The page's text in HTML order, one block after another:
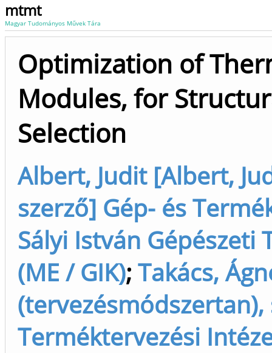
mtmt
Magyar Tudományos Művek Tára
Optimization of
Modules, for
Selection
Albert, Judit [Albert,
szerző] Gép- és
Sályi István
(ME / GIK); Takács,
(tervezésmódszertan),
Terméktervezési